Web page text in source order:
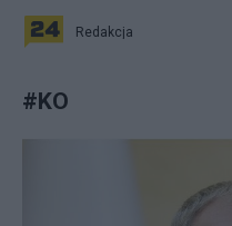
Redakcja
#KO